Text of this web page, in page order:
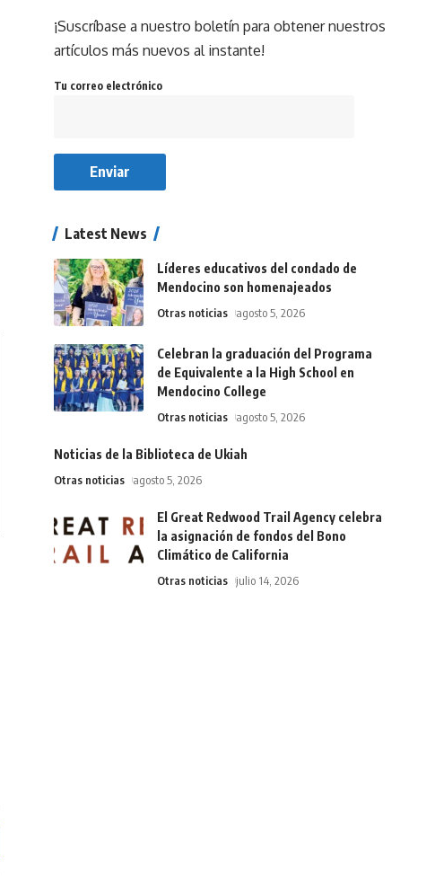
¡Suscríbase a nuestro boletín para obtener nuestros
artículos más nuevos al instante!
Tu correo electrónico
Latest News
Líderes educativos del condado de
Mendocino son homenajeados
Otras noticias agosto 5, 2026
Celebran la graduación del Programa
de Equivalente a la High School en
Mendocino College
Otras noticias agosto 5, 2026
Noticias de la Biblioteca de Ukiah
Otras noticias agosto 5, 2026
El Great Redwood Trail Agency celebra
la asignación de fondos del Bono
Climático de California
Otras noticias julio 14, 2026